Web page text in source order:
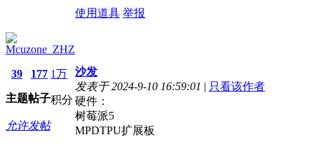
使用道具 举报
Mcuzone_ZHZ
39
主题
177
帖子
1万
积分
允许发帖
沙发
发表于 2024-9-10 16:59:01 | 只看该作者
硬件：
树莓派5
MPDTPU扩展板